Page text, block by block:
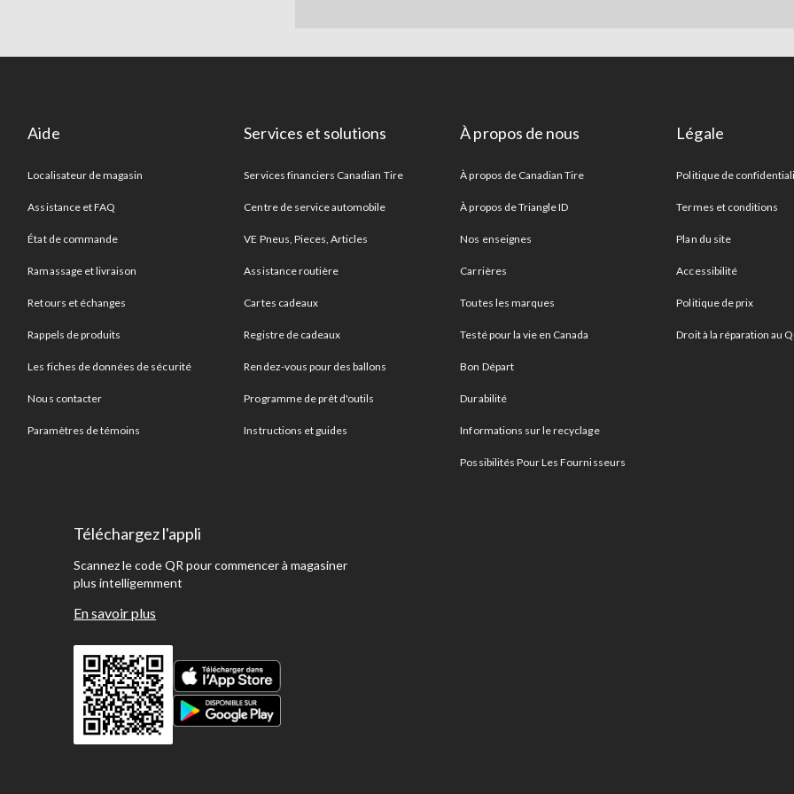
Aide
Localisateur de magasin
Assistance et FAQ
État de commande
Ramassage et livraison
Retours et échanges
Rappels de produits
Les fiches de données de sécurité
Nous contacter
Paramètres de témoins
Services et solutions
Services financiers Canadian Tire
Centre de service automobile
VE Pneus, Pieces, Articles
Assistance routière
Cartes cadeaux
Registre de cadeaux
Rendez-vous pour des ballons
Programme de prêt d'outils
Instructions et guides
À propos de nous
À propos de Canadian Tire
À propos de Triangle ID
Nos enseignes
Carrières
Toutes les marques
Testé pour la vie en Canada
Bon Départ
Durabilité
Informations sur le recyclage
Possibilités Pour Les Fournisseurs
Légale
Politique de
Termes et conditions
Plan du site
Accessibilité
Politique de prix
Droit à la réparation au
Téléchargez l'appli
Scannez le code QR pour commencer à magasiner
plus intelligemment
En savoir plus